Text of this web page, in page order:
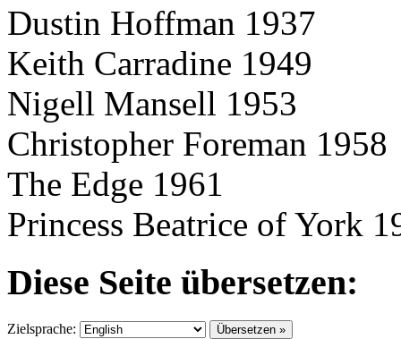
Dustin Hoffman 1937
Keith Carradine 1949
Nigell Mansell 1953
Christopher Foreman 1958
The Edge 1961
Princess Beatrice of York
Diese Seite übersetzen:
Zielsprache: